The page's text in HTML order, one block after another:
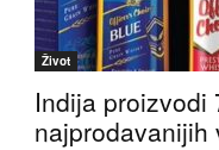
Život
Indija proizvodi